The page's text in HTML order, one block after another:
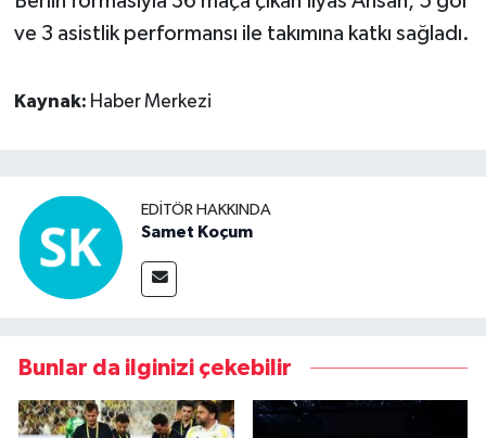
ve 3 asistlik performansı ile takımına katkı sağladı.
Kaynak: Haber Merkezi
EDITÖR HAKKINDA
Samet Koçum
Bunlar da ilginizi çekebilir